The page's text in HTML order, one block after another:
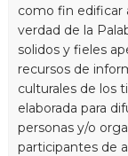
como fin edificar
verdad de la
solidos y fieles
recursos de
culturales de los
elaborada para
personas y/o
participantes de